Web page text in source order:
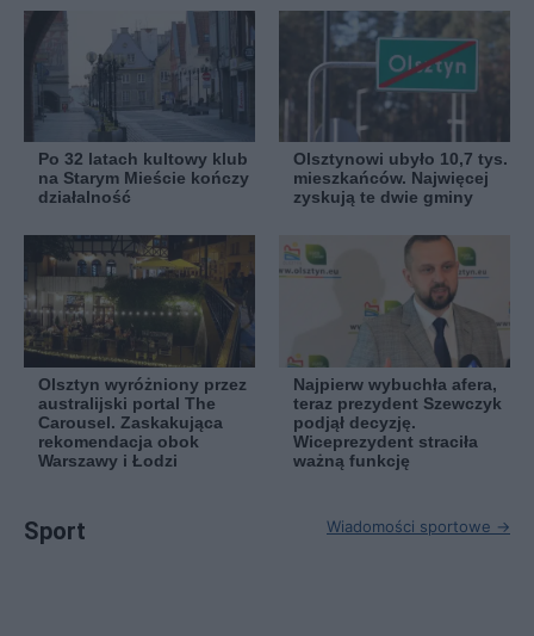
Po 32 latach kultowy klub
na Starym Mieście kończy
działalność
Olsztynowi ubyło 10,7 tys.
mieszkańców. Najwięcej
zyskują te dwie gminy
Olsztyn wyróżniony przez
australijski portal The
Carousel. Zaskakująca
rekomendacja obok
Warszawy i Łodzi
Najpierw wybuchła afera,
teraz prezydent Szewczyk
podjął decyzję.
Wiceprezydent straciła
ważną funkcję
Sport Wiadomości sportowe →